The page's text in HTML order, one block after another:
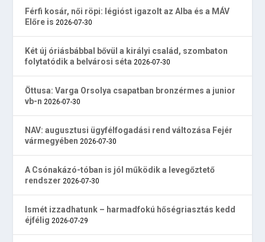
Férfi kosár, női röpi: légióst igazolt az Alba és a MÁV
Előre is 2026-07-30
Két új óriásbábbal bővül a királyi család, szombaton
folytatódik a belvárosi séta 2026-07-30
Öttusa: Varga Orsolya csapatban bronzérmes a junior
vb-n 2026-07-30
NAV: augusztusi ügyfélfogadási rend változása Fejér
vármegyében 2026-07-30
A Csónakázó-tóban is jól működik a levegőztető
rendszer 2026-07-30
Ismét izzadhatunk – harmadfokú hőségriasztás kedd
éjfélig 2026-07-29